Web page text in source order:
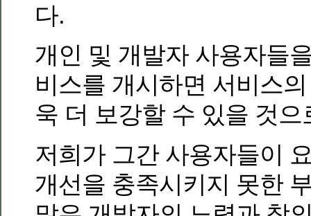
다.
개인 및 개발자 사용자들
비스를 개시하면 서비스
욱 더 보강할 수 있을 것
저희가 그간 사용자들이
개선을 충족시키지 못한